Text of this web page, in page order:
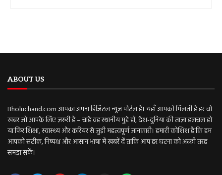
ABOUT US
Bholuchand.com आपका अपना डिजिटल न्यूज़ पोर्टल है। यहाँ आपको मिलती है हर वो
खबर जो आपके लिए ज़रूरी है – चाहे वह स्थानीय मुद्दे हों, देश-दुनिया की ताज़ा हलचल हो
या फिर शिक्षा, स्वास्थ्य और करियर से जुड़ी महत्वपूर्ण जानकारी। हमारी कोशिश है कि हम
आपको सटीक, निष्पक्ष और आसान भाषा में खबरें दें ताकि आप हर घटना को अच्छी तरह
समझ सकें।